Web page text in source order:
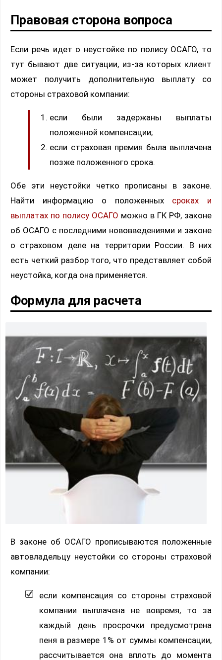
Правовая сторона вопроса
Если речь идет о неустойке по полису ОСАГО, то
тут бывают две ситуации, из-за которых клиент
может получить дополнительную выплату со
стороны страховой компании:
если были задержаны выплаты
положенной компенсации;
если страховая премия была выплачена
позже положенного срока.
Обе эти неустойки четко прописаны в законе.
Найти информацию о положенных сроках и
выплатах по полису ОСАГО можно в ГК РФ, законе
об ОСАГО с последними нововведениями и законе
о страховом деле на территории России. В них
есть четкий разбор того, что представляет собой
неустойка, когда она применяется.
Формула для расчета
В законе об ОСАГО прописываются положенные
автовладельцу неустойки со стороны страховой
компании:
если компенсация со стороны страховой
компании выплачена не вовремя, то за
каждый день просрочки предусмотрена
пеня в размере 1% от суммы компенсации,
рассчитывается она вплоть до момента